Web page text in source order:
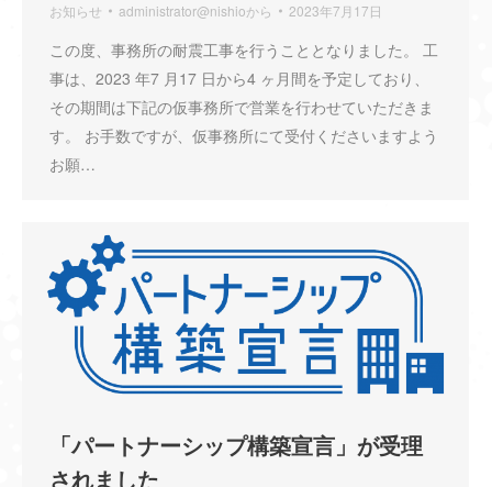
お知らせ administrator@nishioから 2023年7月17日
この度、事務所の耐震工事を行うこととなりました。 工
事は、2023 年7 月17 日から4 ヶ月間を予定しており、
その期間は下記の仮事務所で営業を行わせていただきま
す。 お手数ですが、仮事務所にて受付くださいますよう
お願…
「パートナーシップ構築宣言」が受理
されました